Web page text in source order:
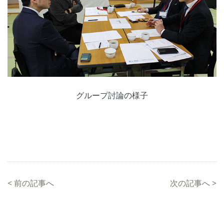
グループ討論の様子
<前の記事へ 次の記事へ>